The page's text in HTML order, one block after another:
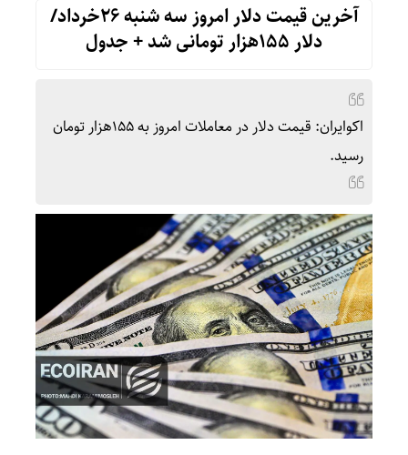
آخرین قیمت دلار امروز سه شنبه 26خرداد/
دلار 155هزار تومانی شد + جدول
اکوایران: قیمت دلار در معاملات امروز به 155هزار تومان
رسید.